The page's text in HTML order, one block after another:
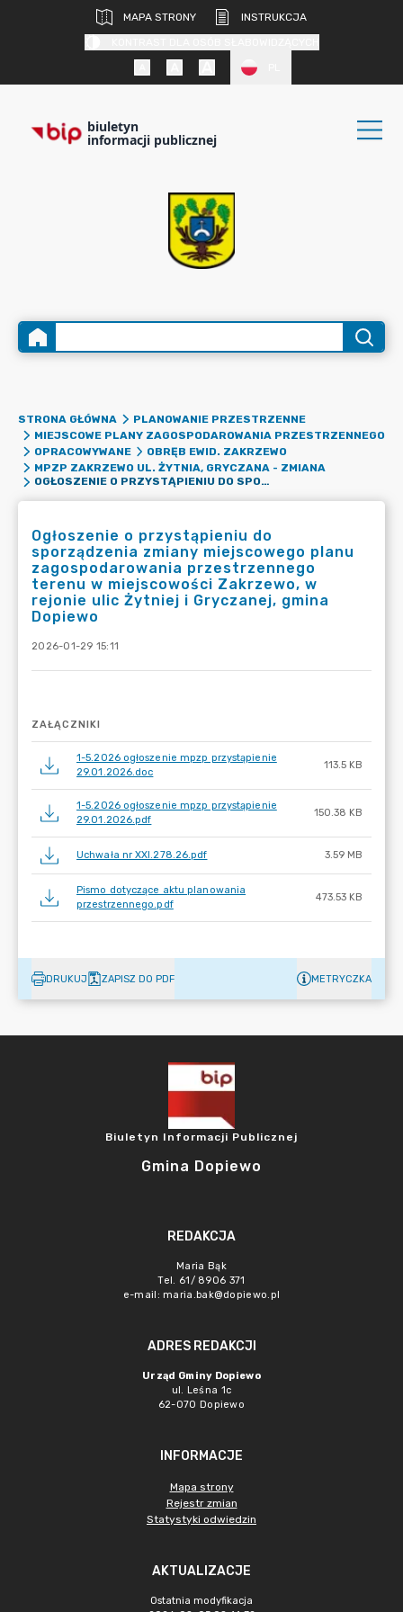
MAPA STRONY
INSTRUKCJA
biuletyn
informacji publicznej
STRONA GŁÓWNA
PLANOWANIE PRZESTRZENNE
MIEJSCOWE PLANY ZAGOSPODAROWANIA PRZESTRZENNEGO
OPRACOWYWANE
OBRĘB EWID. ZAKRZEWO
MPZP ZAKRZEWO UL. ŻYTNIA, GRYCZANA - ZMIANA
OGŁOSZENIE O PRZYSTĄPIENIU DO SPORZĄDZENIA ZMIANY MIEJSCOWEGO PLANU ZAGOSPODAROWANIA PRZESTRZENNEGO TERENU W MIEJSCOWOŚCI ZAKRZEWO, W REJONIE ULIC ŻYTNIEJ I GRYCZANEJ, GMINA DOPIEWO
Ogłoszenie o przystąpieniu do
sporządzenia zmiany miejscowego planu
zagospodarowania przestrzennego
terenu w miejscowości Zakrzewo, w
rejonie ulic Żytniej i Gryczanej, gmina
Dopiewo
2026-01-29 15:11
ZAŁĄCZNIKI
1-5.2026 ogłoszenie mpzp przystąpienie
29.01.2026.doc
113.5 KB
1-5.2026 ogłoszenie mpzp przystąpienie
29.01.2026.pdf
150.38 KB
Uchwała nr XXI.278.26.pdf 3.59 MB
Pismo dotyczące aktu planowania
przestrzennego.pdf
473.53 KB
DRUKUJ ZAPISZ DO PDF METRYCZKA
Biuletyn Informacji Publicznej
Gmina Dopiewo
REDAKCJA
Maria Bąk
Tel. 61/ 8906 371
e-mail: maria.bak@dopiewo.pl
ADRES REDAKCJI
Urząd Gminy Dopiewo
ul. Leśna 1c
62-070 Dopiewo
INFORMACJE
Mapa strony
Rejestr zmian
Statystyki odwiedzin
AKTUALIZACJE
Ostatnia modyfikacja